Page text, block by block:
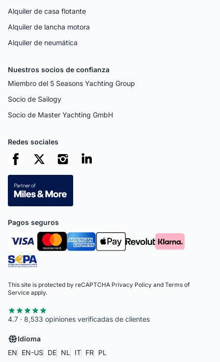
Alquiler de casa flotante
Alquiler de lancha motora
Alquiler de neumática
Nuestros socios de confianza
Miembro del 5 Seasons Yachting Group
Socio de Sailogy
Socio de Master Yachting GmbH
Redes sociales
Pagos seguros
This site is protected by reCAPTCHA Privacy Policy and Terms of
Service apply.
4.7 · 8,533 opiniones verificadas de clientes
Idioma
EN
EN-US DE NL IT FR PL